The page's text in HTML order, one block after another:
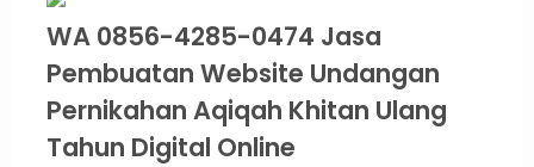
WA 0856-4285-0474 Jasa
Pembuatan Website Undangan
Pernikahan Aqiqah Khitan Ulang
Tahun Digital Online